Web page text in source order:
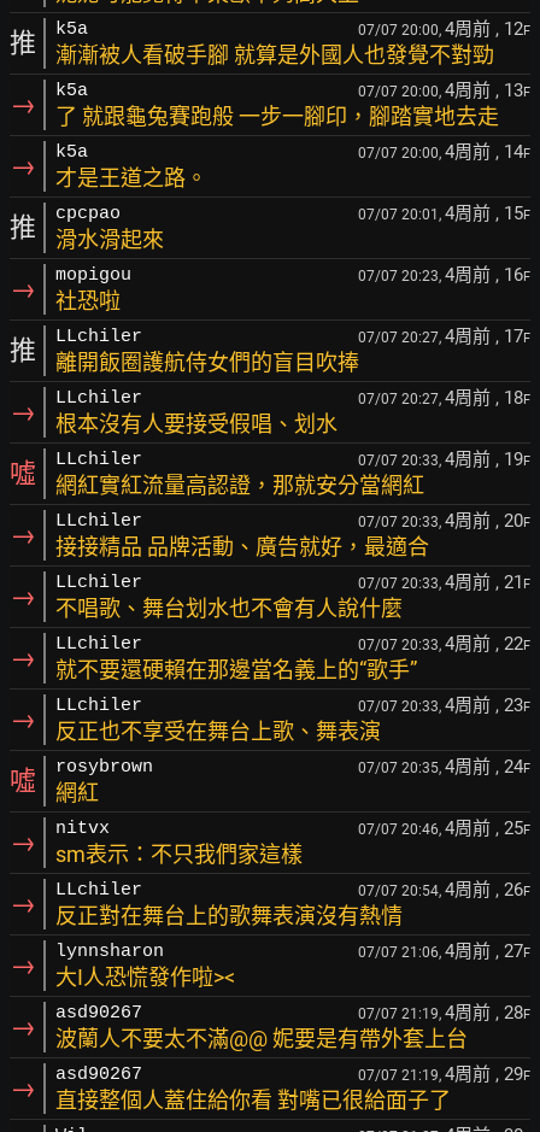
推 k5a 07/07 20:00, 4周前 , 12F
漸漸被人看破手腳 就算是外國人也發覺不對勁
→ k5a 07/07 20:00, 4周前 , 13F
了 就跟龜兔賽跑般 一步一腳印，腳踏實地去走
→ k5a 07/07 20:00, 4周前 , 14F
才是王道之路。
推 cpcpao 07/07 20:01, 4周前 , 15F
滑水滑起來
→ mopigou 07/07 20:23, 4周前 , 16F
社恐啦
推 LLchiler 07/07 20:27, 4周前 , 17F
離開飯圈護航侍女們的盲目吹捧
→ LLchiler 07/07 20:27, 4周前 , 18F
根本沒有人要接受假唱、划水
噓 LLchiler 07/07 20:33, 4周前 , 19F
網紅實紅流量高認證，那就安分當網紅
→ LLchiler 07/07 20:33, 4周前 , 20F
接接精品 品牌活動、廣告就好，最適合
→ LLchiler 07/07 20:33, 4周前 , 21 F
不唱歌、舞台划水也不會有人說什麼
→ LLchiler 07/07 20:33, 4周前 , 22F
就不要還硬賴在那邊當名義上的“歌手”
→ LLchiler 07/07 20:33, 4周前 , 23F
反正也不享受在舞台上歌、舞表演
噓 rosybrown 07/07 20:35, 4周前 , 24F
網紅
→ nitvx 07/07 20:46, 4周前 , 25F
sm表示：不只我們家這樣
→ LLchiler 07/07 20:54, 4周前 , 26F
反正對在舞台上的歌舞表演沒有熱情
→ lynnsharon 07/07 21:06, 4周前 , 27F
大I人恐慌發作啦><
→ asd90267 07/07 21:19, 4周前 , 28F
波蘭人不要太不滿@@ 妮要是有帶外套上台
→ asd90267 07/07 21:19, 4周前 , 29F
直接整個人蓋住給你看 對嘴已很給面子了